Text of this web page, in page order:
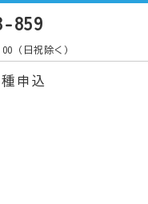
859
（日祝除く）
申込